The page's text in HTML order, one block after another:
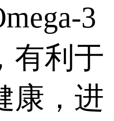
3
有利于
康，进